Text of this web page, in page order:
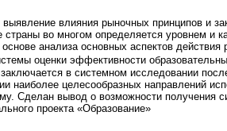
влияния рыночных принципов и
страны во многом определяется уровнем и
анализа основных аспектов
оценки эффективности
в системном исследовании
наиболее целесообразных направлений
Сделан вывод о возможности получения
проекта «Образование»